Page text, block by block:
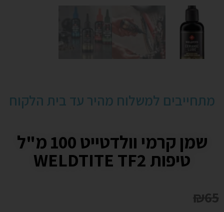
שמן קרמי וולדטייט 100 מ"ל
טיפות WELDTITE TF2
₪65
מתחייבים למשלוח מהיר עד בית הלקוח